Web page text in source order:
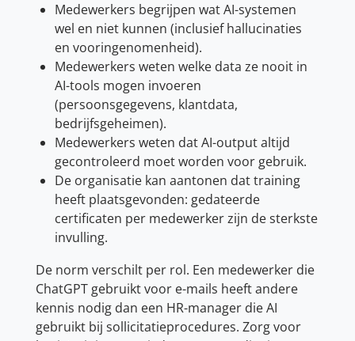
Medewerkers begrijpen wat AI-systemen
wel en niet kunnen (inclusief hallucinaties
en vooringenomenheid).
Medewerkers weten welke data ze nooit in
AI-tools mogen invoeren
(persoonsgegevens, klantdata,
bedrijfsgeheimen).
Medewerkers weten dat AI-output altijd
gecontroleerd moet worden voor gebruik.
De organisatie kan aantonen dat training
heeft plaatsgevonden: gedateerde
certificaten per medewerker zijn de sterkste
invulling.
De norm verschilt per rol. Een medewerker die
ChatGPT gebruikt voor e-mails heeft andere
kennis nodig dan een HR-manager die AI
gebruikt bij sollicitatieprocedures. Zorg voor